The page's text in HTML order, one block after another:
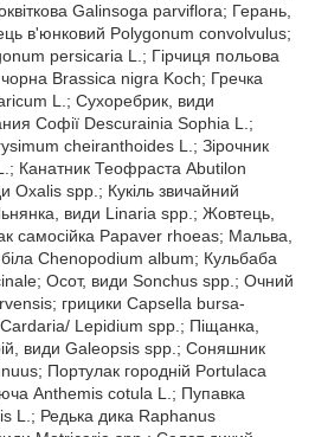
Galinsoga parviflora; Герань,
в'юнковий Рolygonum соnvolvulus;
persicaria L.; Гірчиця польова
Brassica nigra Koch; Гречка
L.; Сухоребрик, види
Софії Descurainia Sophia L.;
cheiranthoides L.; Зірочник
Канатник Теофраста Abutilon
Oxalis spp.; Кукіль звичайний
види Linaria spp.; Жовтець,
самосійка Papaver rhoeas; Мальва,
Chenopodium album; Кульбаба
Осот, види Sonchus spp.; Очний
грицики Сарsella bursa-
Lepidium spp.; Піщанка,
види Galeopsis spp.; Соняшник
Портулак городній Portulaca
Аnthemis cotula L.; Пупавка
L.; Редька дика Raphanus